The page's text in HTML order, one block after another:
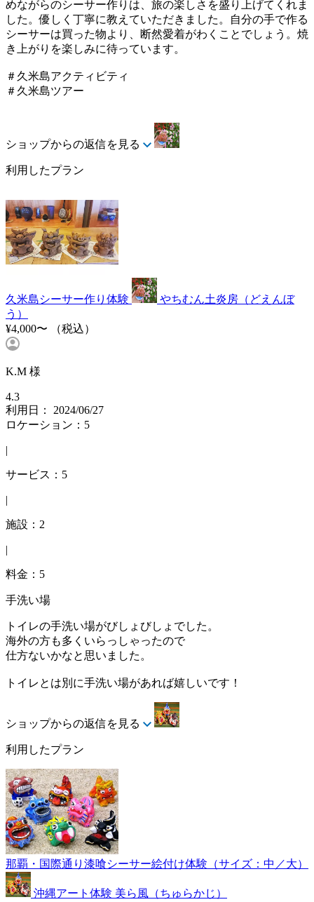
めながらのシーサー作りは、旅の楽しさを盛り上げてくれま
した。優しく丁寧に教えていただきました。自分の手で作る
シーサーは買った物より、断然愛着がわくことでしょう。焼
き上がりを楽しみに待っています。
＃久米島アクティビティ
＃久米島ツアー
ショップからの返信を見る
利用したプラン
久米島シーサー作り体験
やちむん土炎房（どえんぼ
う）
¥4,000〜
（税込）
K.M 様
4.3
利用日： 2024/06/27
ロケーション：5
|
サービス：5
|
施設：2
|
料金：5
手洗い場
トイレの手洗い場がびしょびしょでした。
海外の方も多くいらっしゃったので
仕方ないかなと思いました。
トイレとは別に手洗い場があれば嬉しいです！
ショップからの返信を見る
利用したプラン
那覇・国際通り漆喰シーサー絵付け体験（サイズ：中／大）
沖縄アート体験 美ら風（ちゅらかじ）